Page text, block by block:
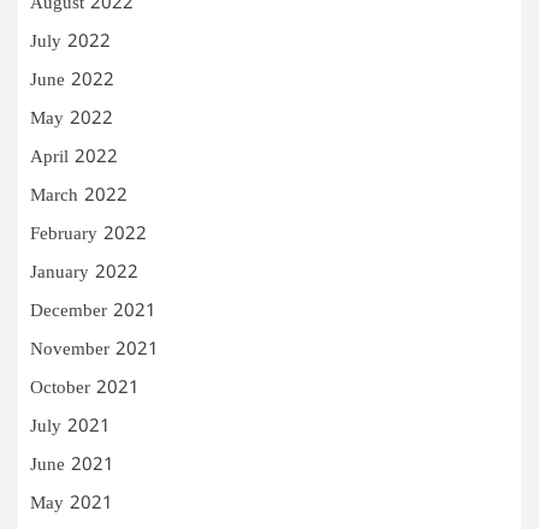
July 2022
June 2022
May 2022
April 2022
March 2022
February 2022
January 2022
December 2021
November 2021
October 2021
July 2021
June 2021
May 2021